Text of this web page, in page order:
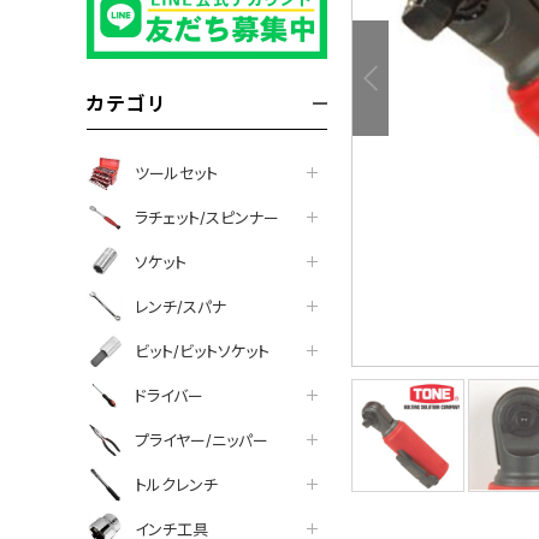
カテゴリ
ツールセット
ラチェット/スピンナー
ソケット
レンチ/スパナ
ビット/ビットソケット
ドライバー
プライヤー/ニッパー
トルクレンチ
インチ工具